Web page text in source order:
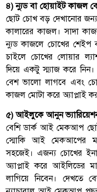
৪) ন্যুড বা হোয়াইট কাজল
ছোট চোখ বড় দেখানোর
কালারের কাজল। সাদা
ন্যুড কাজলে চোখের শেইপ
চাইলে চোখের লোয়ার
দিয়ে একটু স্ম্যাজ করে
বেশ ভালো লাগবে এবং
কাজল মোটা করে অ্যাপ্লাই
৫) আইলুকে আনুন
বেশি ডার্ক আই মেকআপ
স্মোকি আই মেকআপের
সহজেই। এজন্য চোখের
অ্যাপ্লাই করে আইলিডের
লাগিয়ে নিবেন। দেখতে